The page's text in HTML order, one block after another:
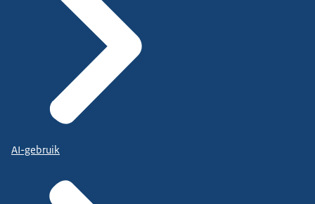
AI-gebruik